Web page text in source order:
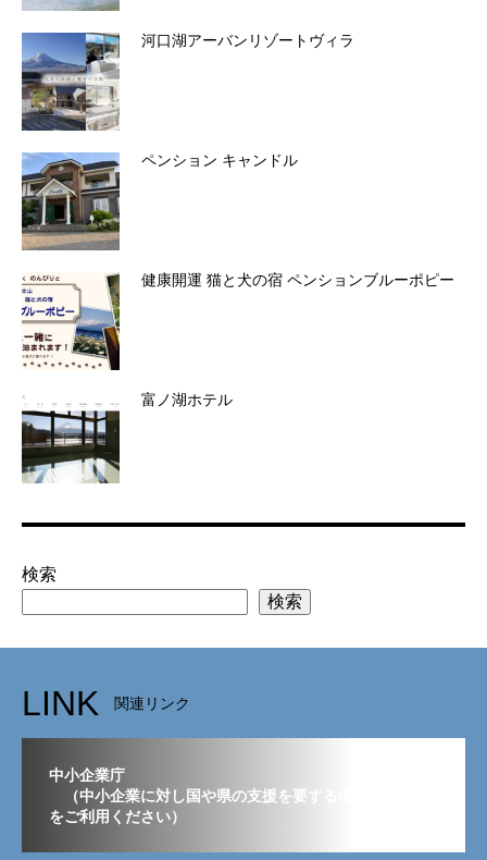
河口湖アーバンリゾートヴィラ
ペンション キャンドル
健康開運 猫と犬の宿 ペンションブルーポピー
富ノ湖ホテル
検索
検索
LINK 関連リンク
中小企業庁
（中小企業に対し国や県の支援を要する場合はこちら
をご利用ください）